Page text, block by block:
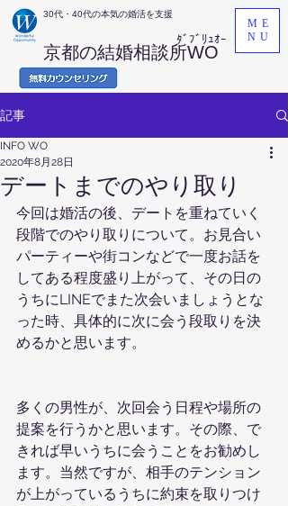
京都の結婚相談所WO
ﾀﾞﾌﾞﾘｭｵｰ
​30代・40代の本気の婚活を支援
ME
NU
記事
デートまでのやり取り
INFO WO
2020年8月28日
今回は婚活の後、デートを重ねていく
段階でのやり取りについて。お見合い
パーティーや街コンなどで一度お話を
してある程度盛り上がって、その日の
うちにLINEでまた次会いましょうとな
った時、具体的に次に会う段取りを決
めるかと思います。
多くの男性が、次回会う日程や場所の
提案を行うかと思います。その際、で
きれば早いうちに会うことをお勧めし
ます。当然ですが、相手のテンション
が上がっているうちに約束を取りつけ